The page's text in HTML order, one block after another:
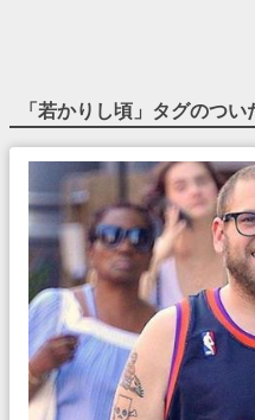
「若かりし頃 」タグのつい